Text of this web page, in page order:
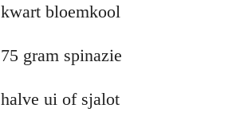
kwart bloemkool
75 gram spinazie
halve ui of sjalot